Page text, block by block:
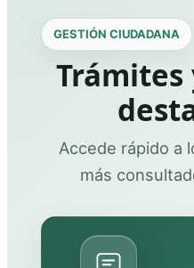
GESTIÓN CIUDADANA
Trámites
Accede rápido a
más